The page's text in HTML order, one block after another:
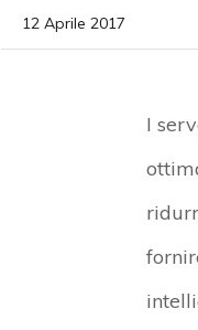
12 Aprile 2017
I